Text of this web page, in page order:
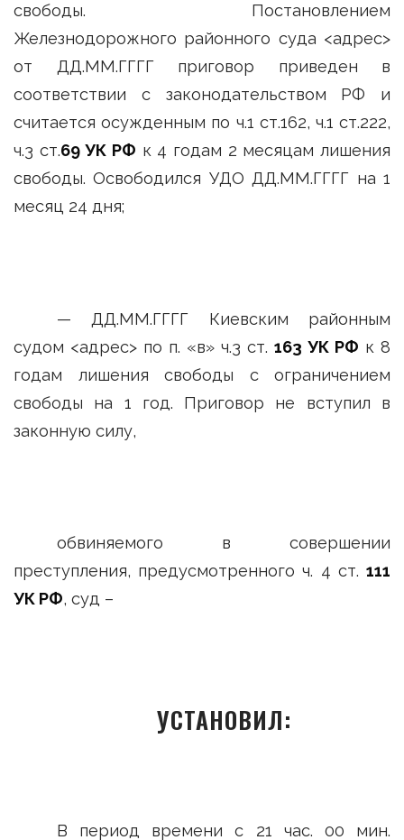
свободы. Постановлением
Железнодорожного районного суда <адрес>
от ДД.ММ.ГГГГ приговор приведен в
соответствии с законодательством РФ и
считается осужденным по ч.1 ст.162, ч.1 ст.222,
ч.3 ст.69 УК РФ к 4 годам 2 месяцам лишения
свободы. Освободился УДО ДД.ММ.ГГГГ на 1
месяц 24 дня;
— ДД.ММ.ГГГГ Киевским районным
судом <адрес> по п. «в» ч.3 ст. 163 УК РФ к 8
годам лишения свободы с ограничением
свободы на 1 год. Приговор не вступил в
законную силу,
обвиняемого в совершении
преступления, предусмотренного ч. 4 ст. 111
УК РФ, суд –
УСТАНОВИЛ:
В период времени с 21 час. 00 мин.